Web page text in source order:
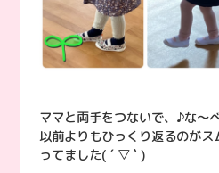
ママと両手をつないで、♪な
以前よりもひっくり返るのが
ってました( ´ ▽ ` )